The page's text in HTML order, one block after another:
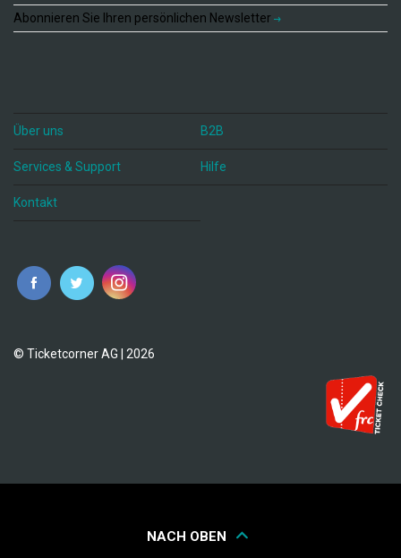
Abonnieren Sie Ihren persönlichen Newsletter
Über uns B2B
Services & Support Hilfe
Kontakt
© Ticketcorner AG | 2026
NACH OBEN